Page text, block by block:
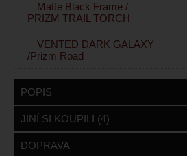
Matte Black Frame /
PRIZM TRAIL TORCH
VENTED DARK GALAXY
/Prizm Road
POPIS
JINÍ SI KOUPILI (4)
DOPRAVA